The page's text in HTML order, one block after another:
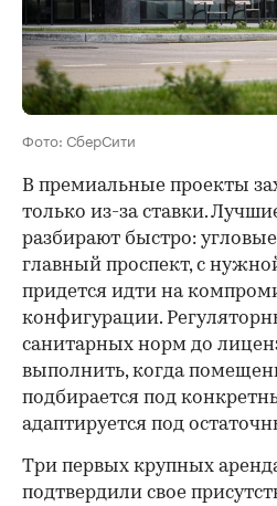
Фото: СберСити
В премиальные проекты
только из-за ставки.
разбирают быстро:
главный проспект, с
придется идти на
конфигурации.
санитарных норм до
выполнить, когда
подбирается под
адаптируется под
Три первых крупных
подтвердили свое